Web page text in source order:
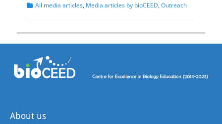
Categories
All media articles, Media articles by bioCEED, Outreach
About us